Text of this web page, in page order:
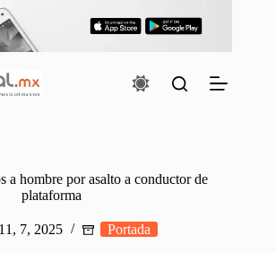
a hombre por asalto a conductor de
plataforma
11, 7, 2025 Portada